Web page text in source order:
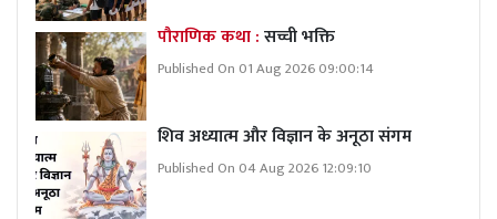
पौराणिक कथा :सच्ची भक्ति
Published On 01 Aug 2026 09:00:14
शिव अध्यात्म और विज्ञान के अनूठा संगम
Published On 04 Aug 2026 12:09:10